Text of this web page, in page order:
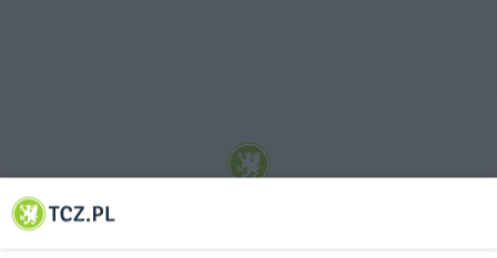
© 2001-2026 Tczew - TCZ.PL Sp. z o.o. Internetowy Serwis Informacyjny Miasta